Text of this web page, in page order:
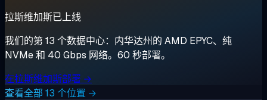
拉斯维加斯已上线
我们的第 13 个数据中心：内华达州的 AMD EPYC、纯
NVMe 和 40 Gbps 网络。60 秒部署。
在拉斯维加斯部署 →
查看全部 13 个位置 →